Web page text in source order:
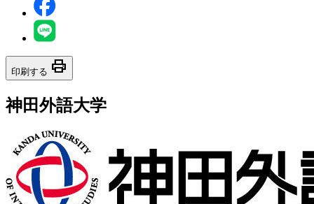
印刷する print
神田外語大学